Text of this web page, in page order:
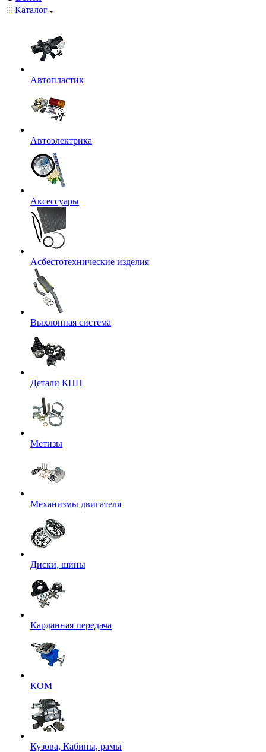
Каталог
Автопластик
Автоэлектрика
Аксессуары
Асбестотехнические изделия
Выхлопная система
Детали КПП
Метизы
Механизмы двигателя
Диски, шины
Карданная передача
КОМ
Кузова, Кабины, рамы